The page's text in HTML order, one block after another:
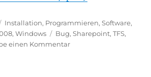
Kategorien
Installation, Programmieren,Software,
,Windows Schlagwörter
Bug,Sharepoint,TFS,
einen Kommentarzu